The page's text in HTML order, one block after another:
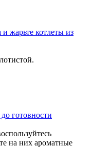
на них ароматные